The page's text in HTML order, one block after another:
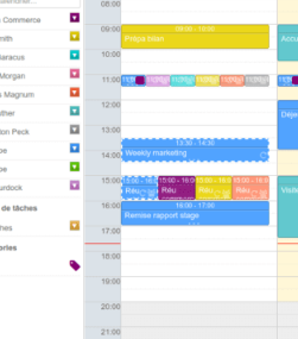
d’une
avancées :
calendriers personnels
différents types de vues
prise de rendez-vous et
recherche de
gestion des ressources